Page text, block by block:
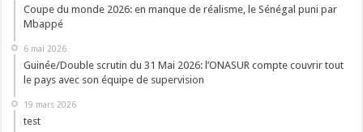
Coupe du monde 2026: en manque de réalisme, le Sénégal puni par
Mbappé
6 mai 2026
Guinée/Double scrutin du 31 Mai 2026: l’ONASUR compte couvrir tout
le pays avec son équipe de supervision
19 mars 2026
test